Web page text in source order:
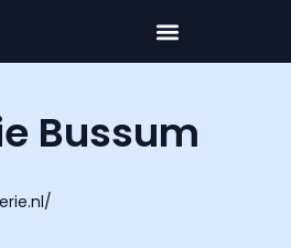
Bussum